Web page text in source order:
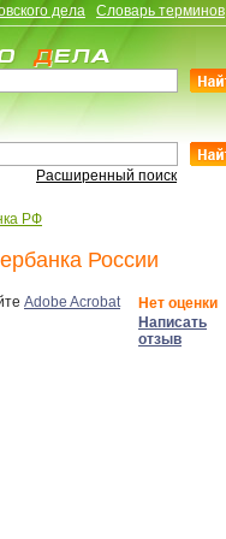
дела
Словарь терминов
Расширенный поиск
РФ
России
Adobe Acrobat
Нет оценки
Написать
отзыв